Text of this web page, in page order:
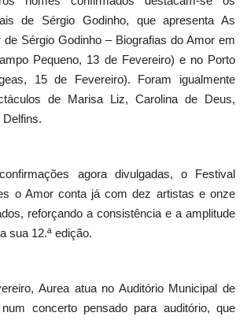
de Sérgio Godinho, que apresenta As
Sérgio Godinho – Biografias do Amor em
Pequeno, 13 de Fevereiro) e no Porto
15 de Fevereiro). Foram igualmente
de Marisa Liz, Carolina de Deus,
Delfins.
agora divulgadas, o Festival
o Amor conta já com dez artistas e onze
reforçando a consistência e a amplitude
sua 12.ª edição.
Aurea atua no Auditório Municipal de
concerto pensado para auditório, que